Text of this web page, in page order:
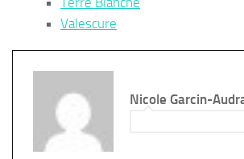
Valescure
Nicole Garcin-